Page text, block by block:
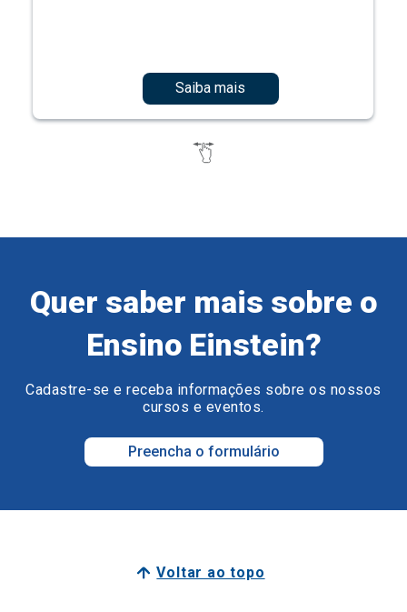
Saiba mais
Quer saber mais sobre o
Ensino Einstein?
Cadastre-se e receba informações sobre os nossos
cursos e eventos.
Preencha o formulário
Voltar ao topo